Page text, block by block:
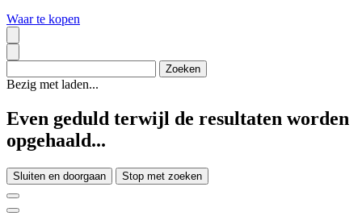
Waar te kopen
Bezig met laden...
Even geduld terwijl de resultaten worden
opgehaald...
Sluiten en doorgaan Stop met zoeken